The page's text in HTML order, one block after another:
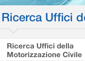
Ricerca Uffici
Ricerca Uffici della
Motorizzazione Civile